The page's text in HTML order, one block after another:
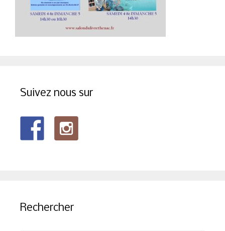
Suivez nous sur
Rechercher